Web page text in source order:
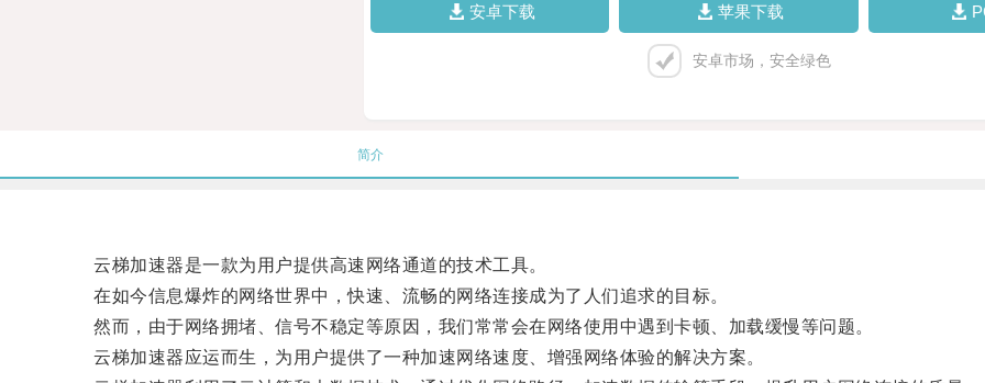
安卓下载 苹果下载
安卓市场，安全绿色
简介
云梯加速器是一款为用户提供高速网络通道的技术工具。
在如今信息爆炸的网络世界中，快速、流畅的网络连接成为了人们追求的目标。
然而，由于网络拥堵、信号不稳定等原因，我们常常会在网络使用中遇到卡顿、加载缓慢等问题。
云梯加速器应运而生，为用户提供了一种加速网络速度、增强网络体验的解决方案。